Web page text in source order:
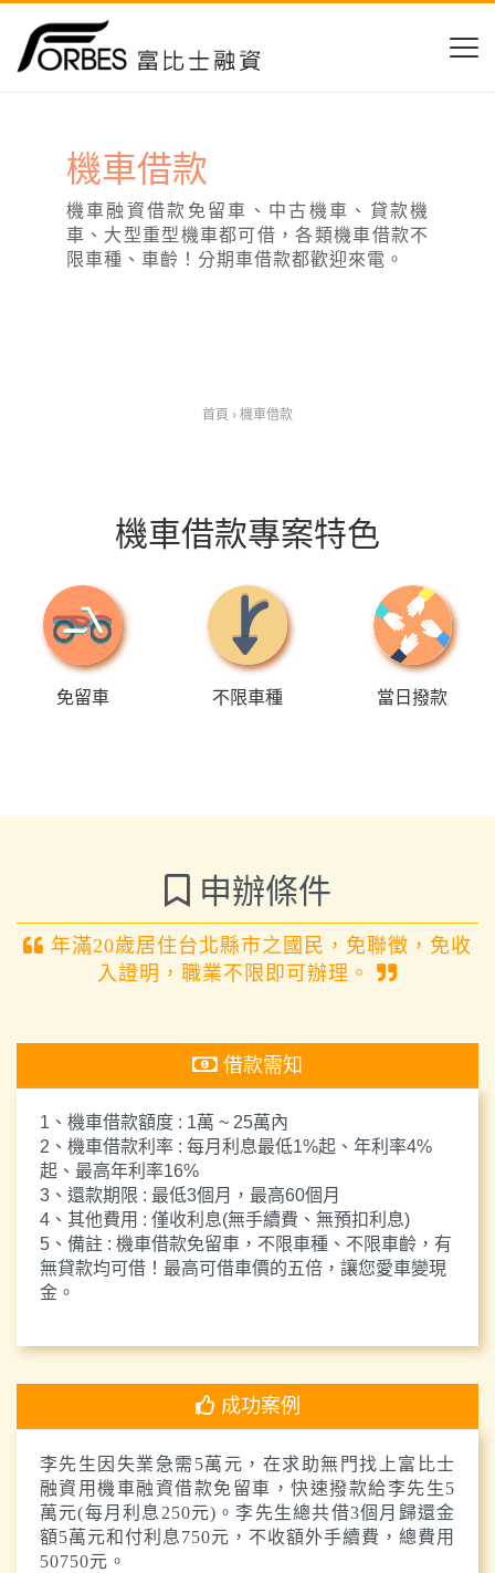
機車借款
機車融資借款免留車、中古機車、貸款機
車、大型重型機車都可借，各類機車借款不
限車種、車齡！分期車借款都歡迎來電。
首頁 › 機車借款
機車借款專案特色
免留車 不限車種 當日撥款
申辦條件
年滿20歲居住台北縣市之國民，免聯徵，免收
入證明，職業不限即可辦理。
借款需知
1、機車借款額度 : 1萬 ~ 25萬內
2、機車借款利率 : 每月利息最低1%起、年利率4%
起、最高年利率16%
3、還款期限 : 最低3個月，最高60個月
4、其他費用 : 僅收利息(無手續費、無預扣利息)
5、備註 : 機車借款免留車，不限車種、不限車齡，有
無貸款均可借！最高可借車價的五倍，讓您愛車變現
金。
成功案例
李先生因失業急需5萬元，在求助無門找上富比士
融資用機車融資借款免留車，快速撥款給李先生5
萬元(每月利息250元)。李先生總共借3個月歸還金
額5萬元和付利息750元，不收額外手續費，總費用
50750元。